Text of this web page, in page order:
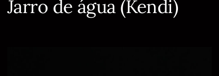
Jarro de água (Kendi)